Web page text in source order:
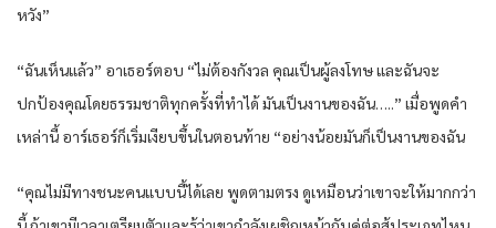
หวัง”
“ฉันเห็นแล้ว” อาเธอร์ตอบ “ไม่ต้องกังวล คุณเป็นผู้ลงโทษ และฉันจะ
ปกป้องคุณโดยธรรมชาติทุกครั้งที่ทำได้ มันเป็นงานของฉัน…..” เมื่อพูดคำ
เหล่านี้ อาร์เธอร์ก็เริ่มเงียบขึ้นในตอนท้าย “อย่างน้อยมันก็เป็นงานของฉัน
“คุณไม่มีทางชนะคนแบบนี้ได้เลย พูดตามตรง ดูเหมือนว่าเขาจะให้มากกว่า